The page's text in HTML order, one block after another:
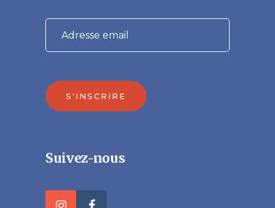
S'INSCRIRE
Suivez-nous